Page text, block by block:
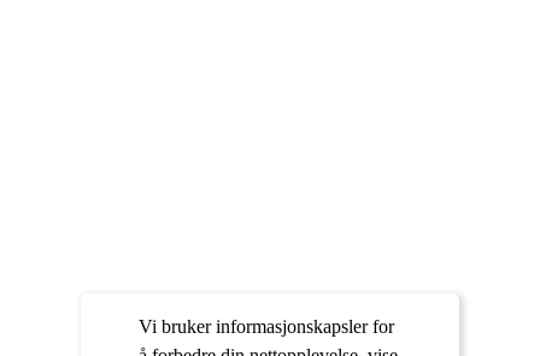
Vi bruker informasjonskapsler for